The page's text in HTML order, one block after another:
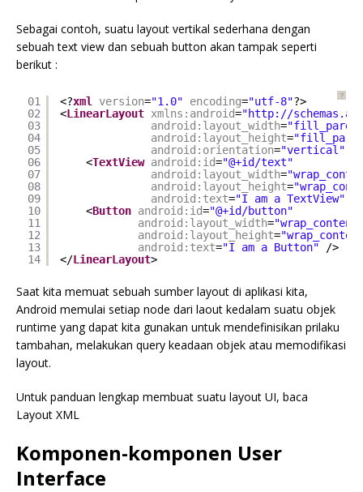
Sebagai contoh, suatu layout vertikal sederhana dengan
sebuah text view dan sebuah button akan tampak seperti
berikut :
?
01
02
03
04
05
06
07
08
09
10
11
12
13
14
<?xml version="1.0" encoding="utf-8"?>
<LinearLayout xmlns:android="http://
android:layout_width=
android:layout_height=
android:orientation="vertical"
<TextView android:id="@+id/text"
android:layout_width=
android:layout_height=
android:text="I am a TextView"
<Button android:id="@+id/button"
android:layout_width=
android:layout_height=
android:text="I am a Button"
/>
</LinearLayout>
Saat kita memuat sebuah sumber layout di aplikasi kita,
Android memulai setiap node dari laout kedalam suatu objek
runtime yang dapat kita gunakan untuk mendefinisikan prilaku
tambahan, melakukan query keadaan objek atau memodifikasi
layout.
Untuk panduan lengkap membuat suatu layout UI, baca
Layout XML
Komponen-komponen User
Interface